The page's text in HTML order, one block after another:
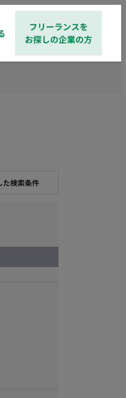
フリーランスを
お探しの企業の方
た検索条件